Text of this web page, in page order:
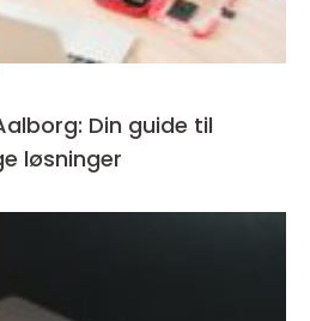
Din guide til
løsninger